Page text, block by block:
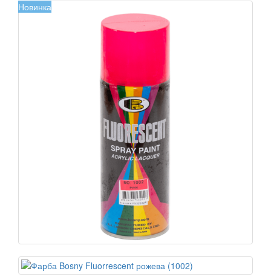
Новинка